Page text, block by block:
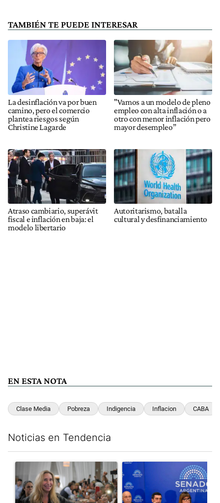
TAMBIÉN TE PUEDE INTERESAR
La desinflación va por buen
camino, pero el comercio
plantea riesgos según
Christine Lagarde
"Vamos a un modelo de pleno
empleo con alta inflación o a
otro con menor inflación pero
mayor desempleo”
Atraso cambiario, superávit
fiscal e inflación en baja: el
modelo libertario
Autoritarismo, batalla
cultural y desfinanciamiento
EN ESTA NOTA
Clase Media Pobreza Indigencia Inflacion CABA
Noticias en Tendencia
Un artículo de tendencia con el título "Karina Milei vuelve al
Un artículo de tendencia con